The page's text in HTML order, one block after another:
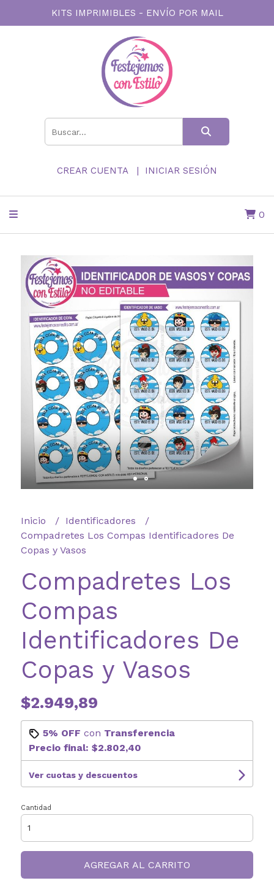
KITS IMPRIMIBLES - ENVÍO POR MAIL
CREAR CUENTA INICIAR SESIÓN
0
Inicio
Identificadores
Compadretes Los Compas Identificadores De
Copas y Vasos
Compadretes Los
Compas
Identificadores De
Copas y Vasos
$2.949,89
5% OFF con Transferencia
Precio final: $2.802,40
Ver cuotas y descuentos
Cantidad
AGREGAR AL CARRITO